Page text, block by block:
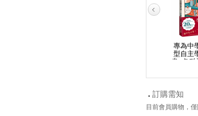
專為中
型自主
畫×各
訂購需知
目前會員購物，